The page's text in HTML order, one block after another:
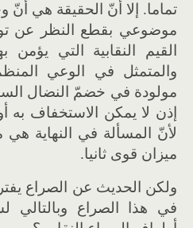
تماما. إلا أنّ الحقيقة هي أنّ
موضوعي بقطع النظر عن
القيم النقابية التي يؤمن
والمتمثل في الوعي
مولودة في خضمّ النضال
إذن لا يمكن الاستخفاف به
لأنّ المسألة في النهاية
ميزان قوى ثانيا.
ولكن الحديث عن الصراع
في هذا الصراع